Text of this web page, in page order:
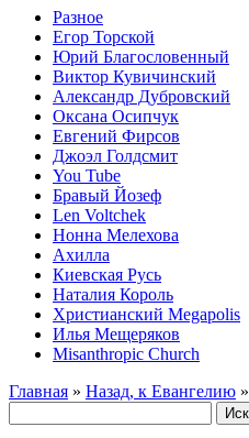
Разное
Егор Торской
Юрий Благословенный
Виктор Кувичинский
Александр Дубровский
Оксана Осипчук
Евгений Фирсов
Джоэл Голдсмит
You Tube
Бравый Йозеф
Len Voltchek
Нонна Мелехова
Ахилла
Киевская Русь
Наталия Король
Христианский Megapolis
Илья Мещеряков
Misanthropic Church
Главная » Назад, к Евангелию »